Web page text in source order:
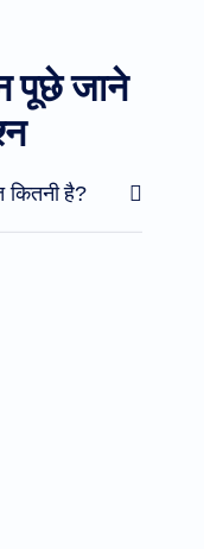
पूछे जाने
कितनी है?